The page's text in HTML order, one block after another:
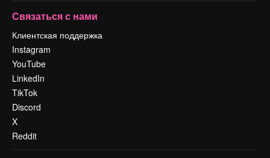
Связаться с нами
Клиентская поддержка
Instagram
YouTube
LinkedIn
TikTok
Discord
X
Reddit